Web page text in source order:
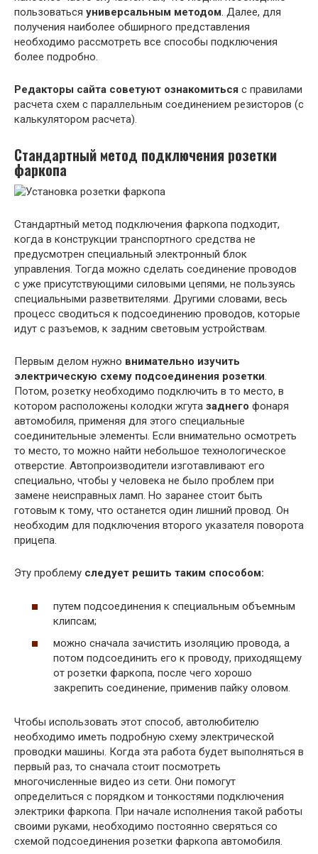
пользоваться универсальным методом. Далее, для
получения наиболее обширного представления
необходимо рассмотреть все способы подключения
более подробно.
Редакторы сайта советуют ознакомиться с правилами
расчета схем с параллельным соединением резисторов (с
калькулятором расчета).
Стандартный метод подключения розетки
фаркопа
Стандартный метод подключения фаркопа подходит,
когда в конструкции транспортного средства не
предусмотрен специальный электронный блок
управления. Тогда можно сделать соединение проводов
с уже присутствующими силовыми цепями, не пользуясь
специальными разветвителями. Другими словами, весь
процесс сводиться к подсоединению проводов, которые
идут с разъемов, к задним световым устройствам.
Первым делом нужно внимательно изучить
электрическую схему подсоединения розетки.
Потом, розетку необходимо подключить в то место, в
котором расположены колодки жгута заднего фонаря
автомобиля, применяя для этого специальные
соединительные элементы. Если внимательно осмотреть
то место, то можно найти небольшое технологическое
отверстие. Автопроизводители изготавливают его
специально, чтобы у человека не было проблем при
замене неисправных ламп. Но заранее стоит быть
готовым к тому, что останется один лишний провод. Он
необходим для подключения второго указателя поворота
прицепа.
Эту проблему следует решить таким способом:
путем подсоединения к специальным объемным
клипсам;
можно сначала зачистить изоляцию провода, а
потом подсоединить его к проводу, приходящему
от розетки фаркопа, после чего хорошо
закрепить соединение, применив пайку оловом.
Чтобы использовать этот способ, автолюбителю
необходимо иметь подробную схему электрической
проводки машины. Когда эта работа будет выполняться в
первый раз, то сначала стоит посмотреть
многочисленные видео из сети. Они помогут
определиться с порядком и тонкостями подключения
электрики фаркопа. При начале исполнения такой работы
своими руками, необходимо постоянно сверяться со
схемой подсоединения розетки фаркопа автомобиля.